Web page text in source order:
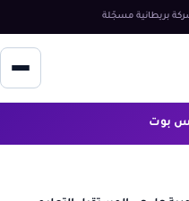
بريطانية مسجّلة
بوت